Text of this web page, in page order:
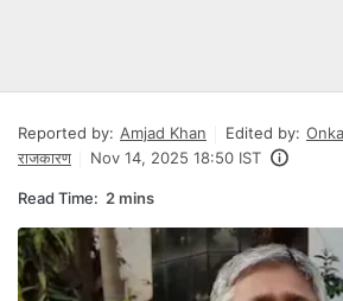
Reported by: Amjad Khan Edited by:
राजकारण
Nov 14, 2025 18:50 IST
Read Time: 2 mins